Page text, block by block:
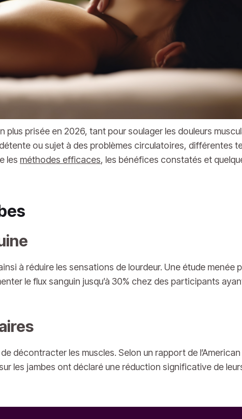
prisée en 2026, tant pour soulager les douleurs
ou sujet à des problèmes circulatoires, différentes
les méthodes efficaces, les bénéfices constatés et
à réduire les sensations de lourdeur. Une étude menée
le flux sanguin jusqu’à 30% chez des participants
décontracter les muscles. Selon un rapport de
les jambes ont déclaré une réduction significative de